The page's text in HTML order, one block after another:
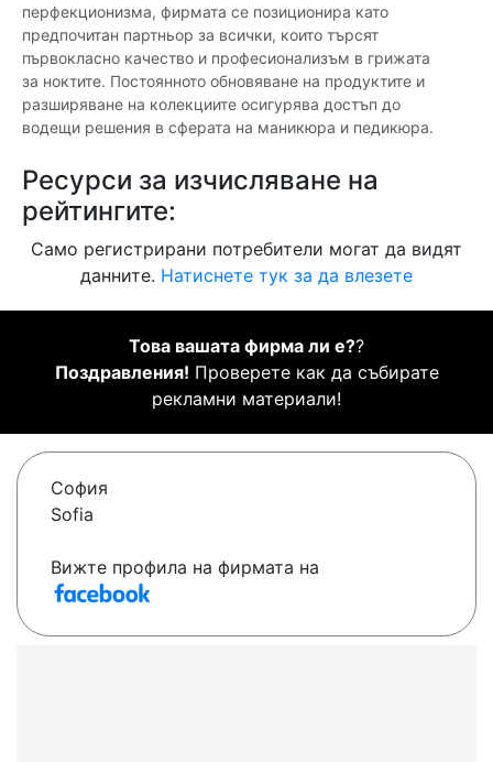
перфекционизма, фирмата се позиционира като
предпочитан партньор за всички, които търсят
първокласно качество и професионализъм в грижата
за ноктите. Постоянното обновяване на продуктите и
разширяване на колекциите осигурява достъп до
водещи решения в сферата на маникюра и педикюра.
Ресурси за изчисляване на
рейтингите:
Само регистрирани потребители могат да видят
данните. Натиснете тук за да влезете
Това вашата фирма ли е??
Поздравления! Проверете как да събирате
рекламни материали!
София
Sofia
Вижте профила на фирмата на